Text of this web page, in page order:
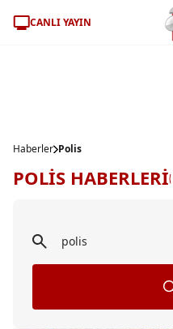
CANLI YAYIN
Haberler Polis
POLİS HABERLERİ